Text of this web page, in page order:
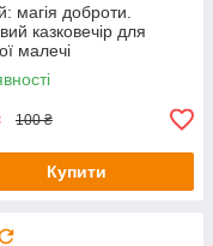
магія доброти.
казковечір для
малечі
100 ₴
Купити